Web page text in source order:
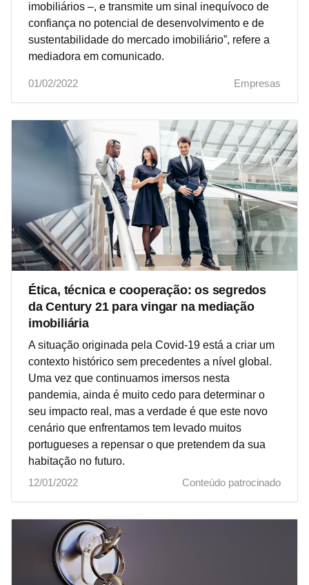
imobiliários –, e transmite um sinal inequívoco de
confiança no potencial de desenvolvimento e de
sustentabilidade do mercado imobiliário”, refere a
mediadora em comunicado.
01/02/2022 Empresas
Ética, técnica e cooperação: os segredos
da Century 21 para vingar na mediação
imobiliária
A situação originada pela Covid-19 está a criar um
contexto histórico sem precedentes a nível global.
Uma vez que continuamos imersos nesta
pandemia, ainda é muito cedo para determinar o
seu impacto real, mas a verdade é que este novo
cenário que enfrentamos tem levado muitos
portugueses a repensar o que pretendem da sua
habitação no futuro.
12/01/2022
Conteúdo patrocinado